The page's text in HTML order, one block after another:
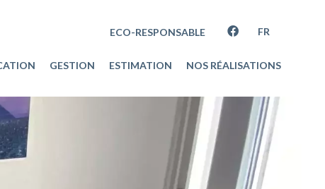
ECO-RESPONSABLE FR
GESTION ESTIMATION NOS RÉALISATIONS